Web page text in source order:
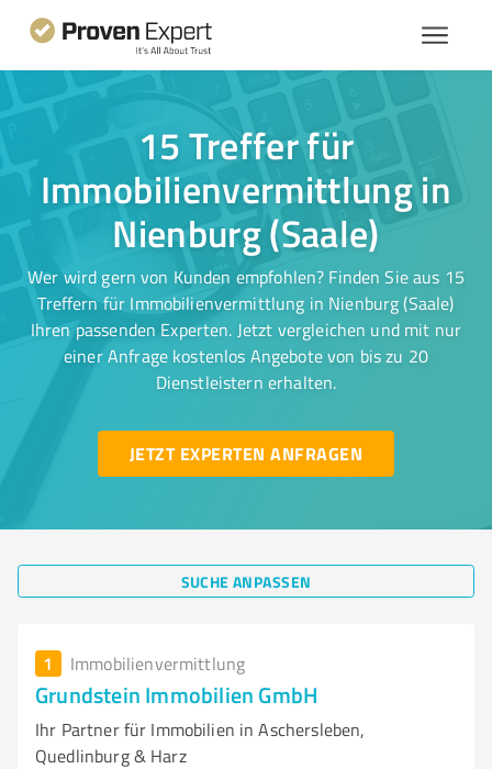
15 Treffer für
Immobilienvermittlung in
Nienburg (Saale)
Wer wird gern von Kunden empfohlen? Finden Sie aus 15
Treffern für Immobilienvermittlung in Nienburg (Saale)
Ihren passenden Experten. Jetzt vergleichen und mit nur
einer Anfrage kostenlos Angebote von bis zu 20
Dienstleistern erhalten.
JETZT EXPERTEN ANFRAGEN
SUCHE ANPASSEN
1 Immobilienvermittlung
Grundstein Immobilien GmbH
Ihr Partner für Immobilien in Aschersleben,
Quedlinburg & Harz